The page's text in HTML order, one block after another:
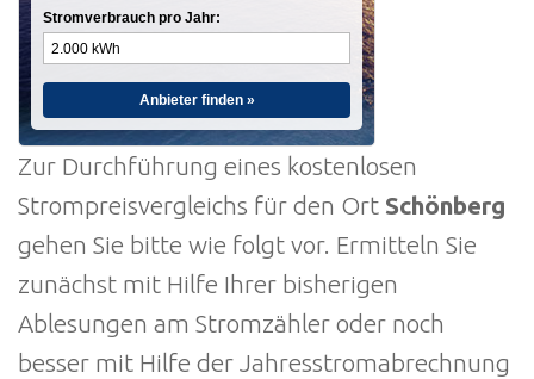
Stromverbrauch pro Jahr:
Anbieter finden »
Zur Durchführung eines kostenlosen
Strompreisvergleichs für den Ort Schönberg
gehen Sie bitte wie folgt vor. Ermitteln Sie
zunächst mit Hilfe Ihrer bisherigen
Ablesungen am Stromzähler oder noch
besser mit Hilfe der Jahresstromabrechnung